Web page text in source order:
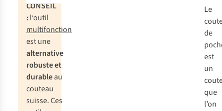
CONSEIL
:l’outil
multifonction
est une
alternative
robuste et
durableau
couteau
suisse. Ces
Le
de
est
un
que
l’on